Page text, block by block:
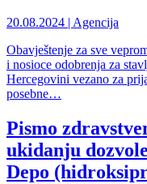
20.08.2024 | Agencija
Obavještenje za sve
i nosioce odobrenja za
Hercegovini vezano za
posebne…
Pismo
ukidanju
Depo